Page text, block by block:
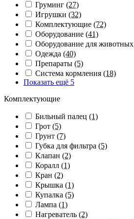
Груминг (27)
Игрушки (32)
Комплектующие (72)
Оборудование (41)
Оборудование для животных
Одежда (40)
Препараты (5)
Система кормления (18)
Показать ещё 5
Комплектующие
Бильный палец (1)
Грот (5)
Грунт (7)
Губка для фильтра (5)
Клапан (2)
Коралл (1)
Кран (2)
Крышка (1)
Купалка (5)
Лампа (1)
Нагреватель (2)